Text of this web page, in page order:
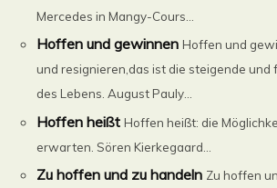
Mercedes in Mangy-Cours...
Hoffen und gewinnen Hoffen und
und resignieren,das ist die steigende und
des Lebens. August Pauly...
Hoffen heißt Hoffen heißt: die
erwarten. Sören Kierkegaard...
Zu hoffen und zu handeln Zu hoffen